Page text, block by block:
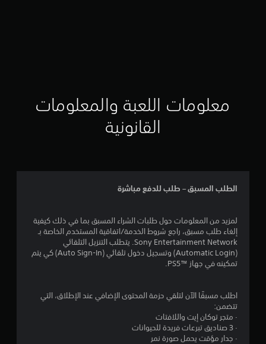
معلومات اللعبة والمعلومات
القانونية
الطلب المسبق – طلب للدفع مباشرة
لمزيد من المعلومات حول طلبات الشراء المسبق بما في ذلك كيفية
إلغاء طلب مسبق، راجع شروط الخدمة/اتفاقية المستخدم الخاصة بـ
Sony Entertainment Network. يتطلب التنزيل التلقائي
(Automatic Login) وتسجيل دخول تلقائي (Auto Sign-In) كي يتم
تمكينه في جهاز PS5™‎.
اطلب مسبقًا الآن لتلقي حزمة المحتوى الإضافي عند الإطلاق، التي
تتضمن:
· متجر توكان إيت واللافتات
· 3 صناديق تبرعات فريدة للحيوانات
· جدار مؤقت يحمل صورة نمر